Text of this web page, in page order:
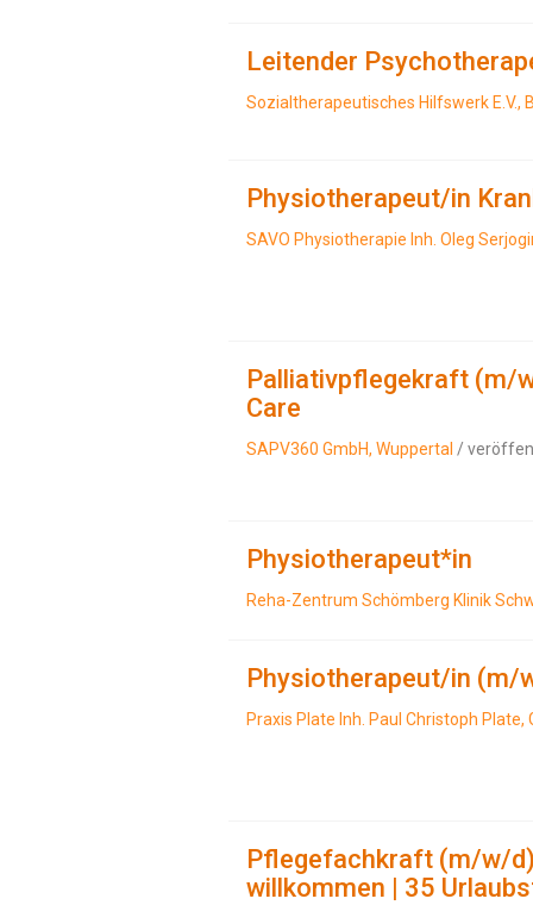
Leitender
Sozialtherapeutisches Hilfswerk E.V.,
Physiotherapeut/in
SAVO Physiotherapie Inh. Oleg
Palliativpflegekraft (m/
Care
SAPV360 GmbH, Wuppertal /
Physiotherapeut*in
Reha-Zentrum Schömberg Klinik
Physiotherapeut/in (m/
Praxis Plate Inh. Paul Christoph
Pflegefachkraft (m/w/
willkommen | 35